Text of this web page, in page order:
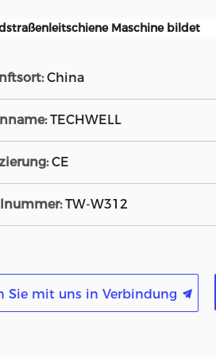
Maschine bildet
China
TECHWELL
CE
TW-W312
Sie mit uns in Verbindung